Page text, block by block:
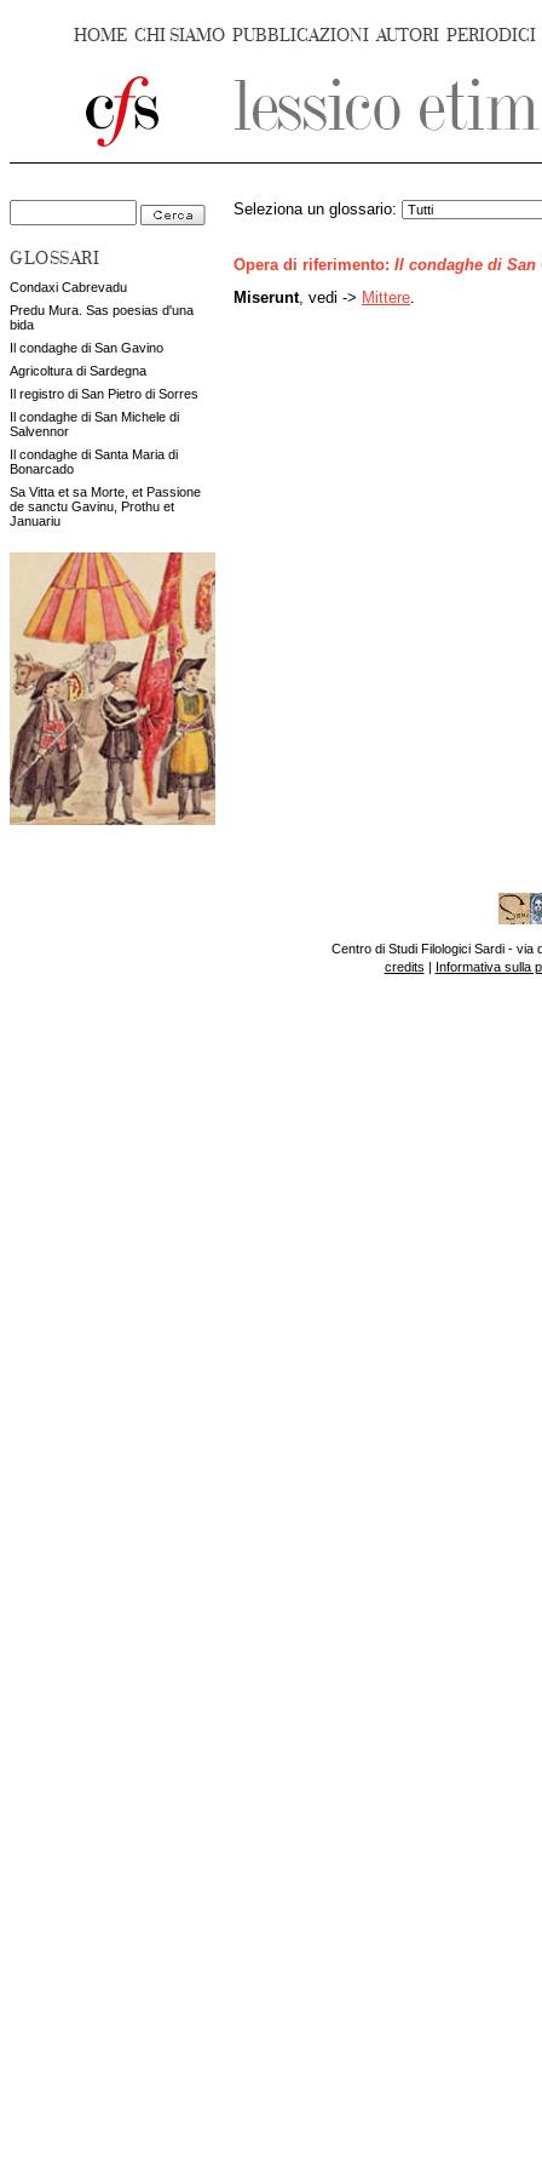
HOME CHI SIAMO PUBBLICAZIONI AUTORI PERIODICI
GLOSSARI
Condaxi Cabrevadu
Predu Mura. Sas poesias d'una
bida
Il condaghe di San Gavino
Agricoltura di Sardegna
Il registro di San Pietro di Sorres
Il condaghe di San Michele di
Salvennor
Il condaghe di Santa Maria di
Bonarcado
Sa Vitta et sa Morte, et Passione
de sanctu Gavinu, Prothu et
Januariu
Seleziona un glossario:
Opera di riferimento: Il condaghe di San
Miserunt, vedi -> Mittere
Centro di Studi Filologici Sardi - via
credits | Informativa sulla